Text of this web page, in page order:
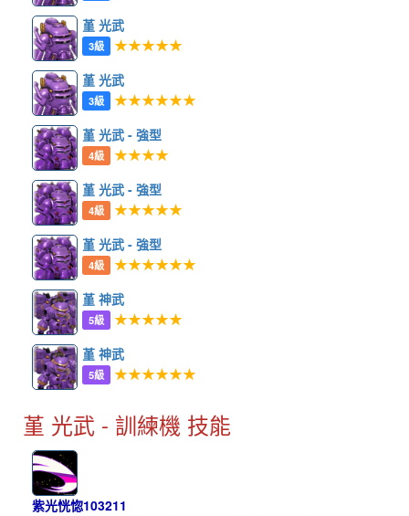
堇 光武
3級 ★★★★★
堇 光武
3級 ★★★★★★
堇 光武 - 強型
4級 ★★★★
堇 光武 - 強型
4級 ★★★★★
堇 光武 - 強型
4級 ★★★★★★
堇 神武
5級 ★★★★★
堇 神武
5級 ★★★★★★
堇 光武 - 訓練機 技能
紫光恍惚103211